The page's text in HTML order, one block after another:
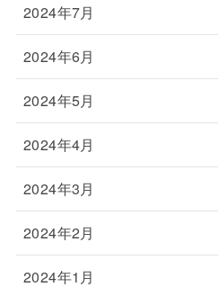
2024年7月
2024年6月
2024年5月
2024年4月
2024年3月
2024年2月
2024年1月